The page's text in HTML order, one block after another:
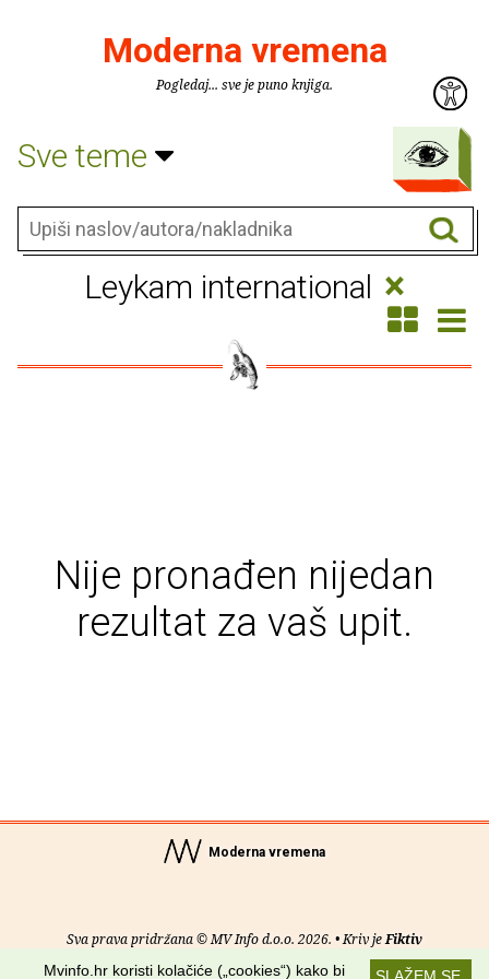
Moderna vremena
Pogledaj... sve je puno knjiga.
Sve teme
Leykam international ×
Nije pronađen nijedan
rezultat za vaš upit.
Moderna vremena
Sva prava pridržana © MV Info d.o.o. 2026. • Kriv jeFiktiv
Mvinfo.hr koristi kolačiće („cookies“) kako bi